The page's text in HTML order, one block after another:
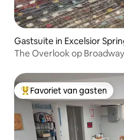
Gastsuite in Excelsior
The Overlook op Broadway
Topfavoriet van gasten
Favoriet van gasten